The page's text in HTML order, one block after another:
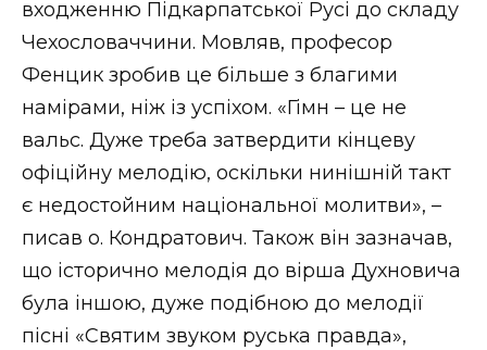
входженню Підкарпатської Русі до складу
Чехословаччини. Мовляв, професор
Фенцик зробив це більше з благими
намірами, ніж із успіхом. «Гімн – це не
вальс. Дуже треба затвердити кінцеву
офіційну мелодію, оскільки нинішній такт
є недостойним національної молитви», –
писав о. Кондратович. Також він зазначав,
що історично мелодія до вірша Духновича
була іншою, дуже подібною до мелодії
пісні «Святим звуком руська правда»,